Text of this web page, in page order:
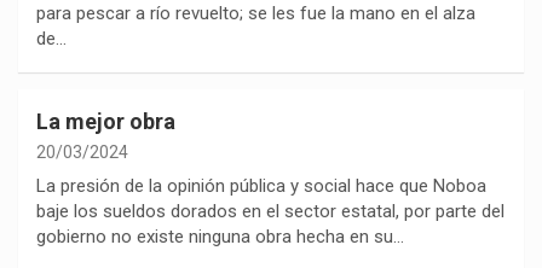
para pescar a río revuelto; se les fue la mano en el alza
de…
La mejor obra
20/03/2024
La presión de la opinión pública y social hace que Noboa
baje los sueldos dorados en el sector estatal, por parte del
gobierno no existe ninguna obra hecha en su…